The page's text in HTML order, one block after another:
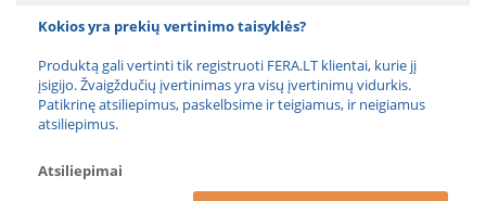
Kokios yra prekių vertinimo taisyklės?
Produktą gali vertinti tik registruoti FERA.LT klientai, kurie jį
įsigijo. Žvaigždučių įvertinimas yra visų įvertinimų vidurkis.
Patikrinę atsiliepimus, paskelbsime ir teigiamus, ir neigiamus
atsiliepimus.
Atsiliepimai